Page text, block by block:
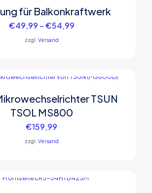
für Balkonkraftwerk
€49,99 –€54,99Price
zzgl. Versand
TSUN
TSOL MS800
€159,99
zzgl. Versand